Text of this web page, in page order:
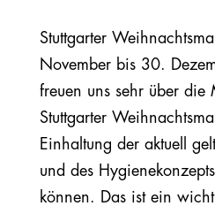
Stuttgarter
November bis 30.
freuen uns sehr über die
Stuttgarter
Einhaltung der aktuell
und des
können. Das ist ein